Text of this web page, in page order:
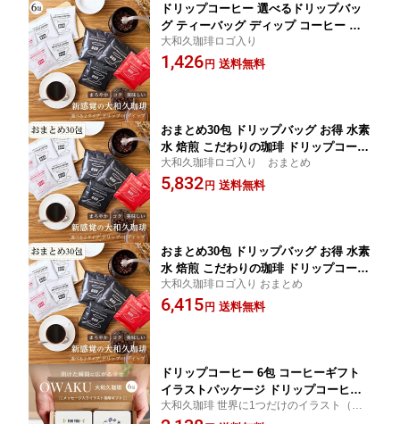
ドリップコーヒー 選べるドリップバッ
グ ティーバッグ ディップ コーヒー ス
ペシャルブレンド 10g × 6包 ドリップパ
ック ティーバック 個包装 水素水 焙煎
大和久珈琲ロゴ入り
1,426円 送料無料
おまとめ30包 ドリップバッグ お得 水素
水 焙煎 こだわりの珈琲 ドリップコーヒ
ー 家庭用 お得 スペシャルブレンド た
っぷり10g コーヒー まろやか コク プレ
大和久珈琲ロゴ入り おまとめ
5,832円 送料無料
おまとめ30包 ドリップバッグ お得 水素
水 焙煎 こだわりの珈琲 ドリップコーヒ
ー 家庭用 お得 スペシャルブレンド た
っぷり10g コーヒー まろやか コク プレ
大和久珈琲ロゴ入り おまとめ
6,415円 送料無料
ドリップコーヒー 6包 コーヒーギフト
イラストパッケージ ドリップコーヒー
おしゃれ ギフト 誕生日 コーヒー ギフ
大和久珈琲 世界に1つだけのイラスト（+メ
ッセージ）パッケージを作成できるコーヒ